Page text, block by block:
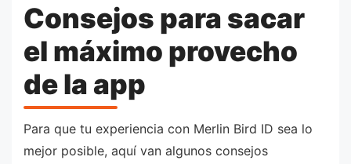
Consejos para sacar
el máximo provecho
de la app
Para que tu experiencia con Merlin Bird ID sea lo
mejor posible, aquí van algunos consejos